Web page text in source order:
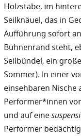
Holzstäbe, im
Seilknäuel, das in
Aufführung sofort
Bühnenrand steht,
Seilbündel, ein
Sommer). In einer
einsehbaren Nische
Performer*innen
und auf eine
Performer